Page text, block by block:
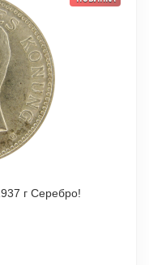
Швеция Король Густав V 2 кроны 1937 г Серебро!